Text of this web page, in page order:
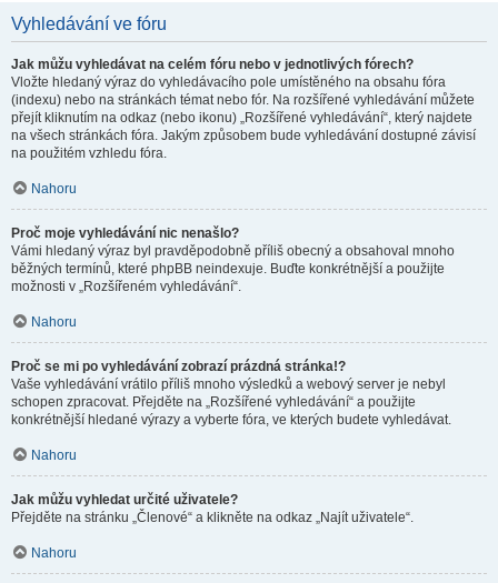
Vyhledávání ve fóru
Jak můžu vyhledávat na celém fóru nebo v jednotlivých fórech?
Vložte hledaný výraz do vyhledávacího pole umístěného na obsahu fóra
(indexu) nebo na stránkách témat nebo fór. Na rozšířené vyhledávání můžete
přejít kliknutím na odkaz (nebo ikonu) „Rozšířené vyhledávání“, který najdete
na všech stránkách fóra. Jakým způsobem bude vyhledávání dostupné závisí
na použitém vzhledu fóra.
Nahoru
Proč moje vyhledávání nic nenašlo?
Vámi hledaný výraz byl pravděpodobně příliš obecný a obsahoval mnoho
běžných termínů, které phpBB neindexuje. Buďte konkrétnější a použijte
možnosti v „Rozšířeném vyhledávání“.
Nahoru
Proč se mi po vyhledávání zobrazí prázdná stránka!?
Vaše vyhledávání vrátilo příliš mnoho výsledků a webový server je nebyl
schopen zpracovat. Přejděte na „Rozšířené vyhledávání“ a použijte
konkrétnější hledané výrazy a vyberte fóra, ve kterých budete vyhledávat.
Nahoru
Jak můžu vyhledat určité uživatele?
Přejděte na stránku „Členové“ a klikněte na odkaz „Najít uživatele“.
Nahoru